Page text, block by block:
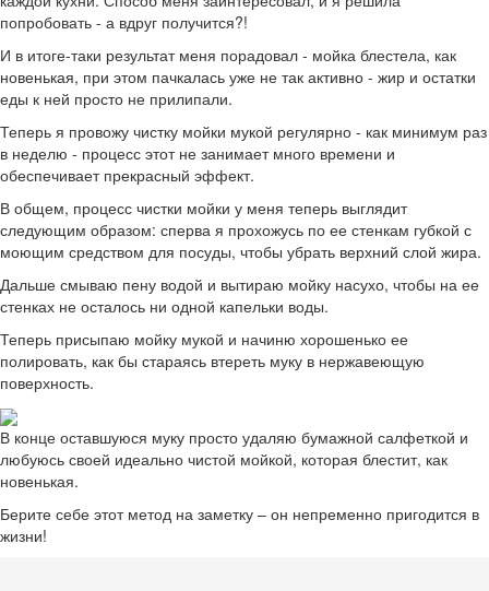
попробовать - а вдруг получится?!
И в итоге-таки результат меня порадовал - мойка блестела, как
новенькая, при этом пачкалась уже не так активно - жир и остатки
еды к ней просто не прилипали.
Теперь я провожу чистку мойки мукой регулярно - как минимум раз
в неделю - процесс этот не занимает много времени и
обеспечивает прекрасный эффект.
В общем, процесс чистки мойки у меня теперь выглядит
следующим образом: сперва я прохожусь по ее стенкам губкой с
моющим средством для посуды, чтобы убрать верхний слой жира.
Дальше смываю пену водой и вытираю мойку насухо, чтобы на ее
стенках не осталось ни одной капельки воды.
Теперь присыпаю мойку мукой и начиню хорошенько ее
полировать, как бы стараясь втереть муку в нержавеющую
поверхность.
В конце оставшуюся муку просто удаляю бумажной салфеткой и
любуюсь своей идеально чистой мойкой, которая блестит, как
новенькая.
Берите себе этот метод на заметку – он непременно пригодится в
жизни!